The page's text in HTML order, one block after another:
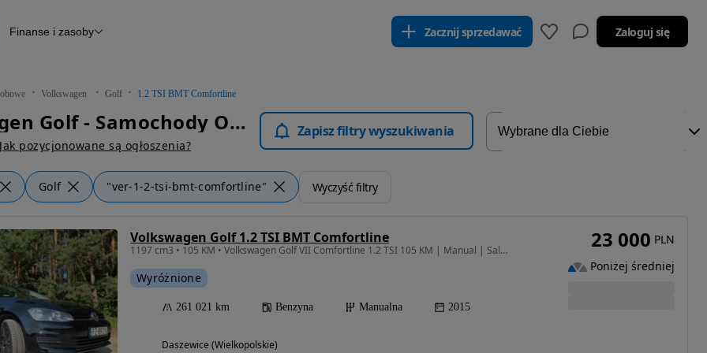
Raport z inspekcji
Otomoto News
Finanse i zasoby Zacznij sprzedawać Zaloguj się
Volkswagen Golf 1.2 TSI BMT Comfortline
Volkswagen Golf - Samochody Osobowe
Jak pozycjonowane są ogłoszenia?
Zapisz filtry wyszukiwania
Golf "ver-1-2-tsi-bmt-comfortline" Wyczyść filtry
Volkswagen Golf 1.2 TSI BMT Comfortline
1197 cm3 • 105 KM • Volkswagen Golf VII Comfortline 1.2 TSI 105 KM | Manual | Salon PL |
Wyróżnione
261 021 km Benzyna Manualna 2015
Daszewice (Wielkopolskie)
23 000 PLN
Poniżej średniej